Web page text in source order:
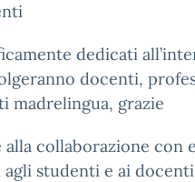
dedicati
docenti,
madrelingua, grazie
alla collaborazione
studenti e ai